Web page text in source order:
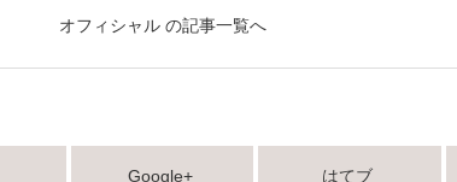
オフィシャル の記事一覧へ
Google+ はてブ